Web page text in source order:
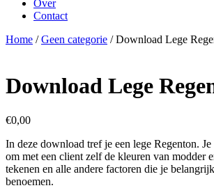
Over
Contact
Home /Geen categorie / Download Lege
Download Lege
€0,00
In deze download tref je een lege Regenton.
om met een client zelf de kleuren van modder
tekenen en alle andere factoren die je
benoemen.